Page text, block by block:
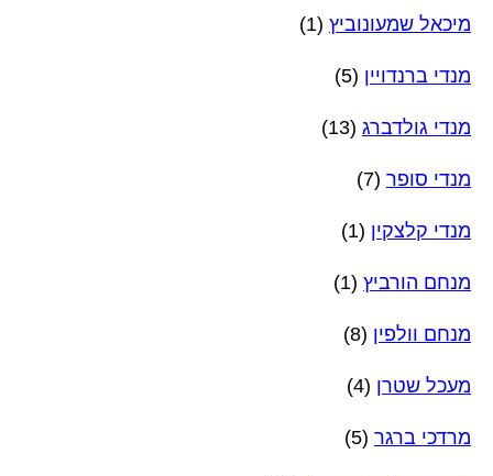
מיכאל שמעונוביץ (1)
מנדי ברנדויין (5)
מנדי גולדברג (13)
מנדי סופר (7)
מנדי קלצקין (1)
מנחם הורביץ (1)
מנחם וולפין (8)
מעכל שטרן (4)
מרדכי ברגר (5)